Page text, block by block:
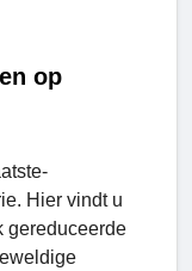
op
Hier vindt u
gereduceerde